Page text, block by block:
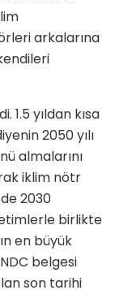
arkalarına
yıldan kısa
2050 yılı
almalarını
iklim nötr
2030
birlikte
en büyük
belgesi
son tarihi